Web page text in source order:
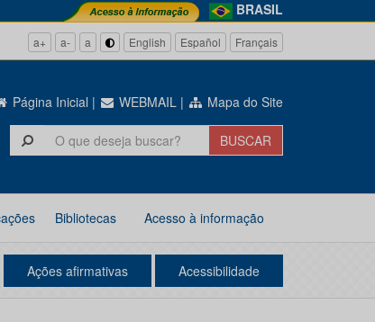
BRASIL
a+ a- a English Español Français
Página Inicial | WEBMAIL | Mapa do Site
Bibliotecas Acesso à informação
Ações afirmativas Acessibilidade